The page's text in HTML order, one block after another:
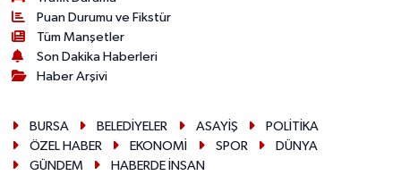
Puan Durumu ve Fikstür
Tüm Manşetler
Son Dakika Haberleri
Haber Arşivi
BURSA BELEDİYELER ASAYİŞ
POLİTİKA
ÖZEL HABER
EKONOMİ SPOR
DÜNYA
GÜNDEM
HABERDE İNSAN